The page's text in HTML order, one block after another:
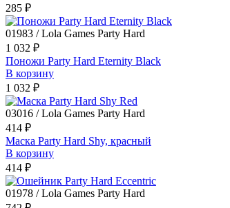
285 ₽
01983 / Lola Games Party Hard
1 032 ₽
Поножи Party Hard Eternity Black
В корзину
1 032 ₽
03016 / Lola Games Party Hard
414 ₽
Маска Party Hard Shy, красный
В корзину
414 ₽
01978 / Lola Games Party Hard